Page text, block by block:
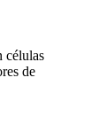
células
de